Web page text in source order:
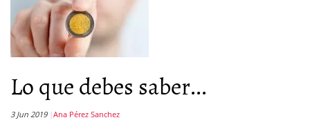
Lo que debes saber...
3 Jun 2019 Ana Pérez Sanchez